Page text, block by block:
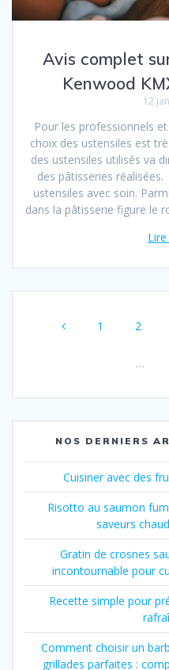
Avis complet
Kenwood
12
Pour les professionnels
choix des ustensiles est
des ustensiles utilisés va
des pâtisseries
ustensiles avec soin.
dans la pâtisserie figure le
des
articles
Page
1 Page
2
…
NOS DERNIERS
Cuisiner avec des
Risotto au saumon
saveurs
Gratin de crosnes
incontournable pour
Recette simple pour
Comment choisir un
grillades parfaites :